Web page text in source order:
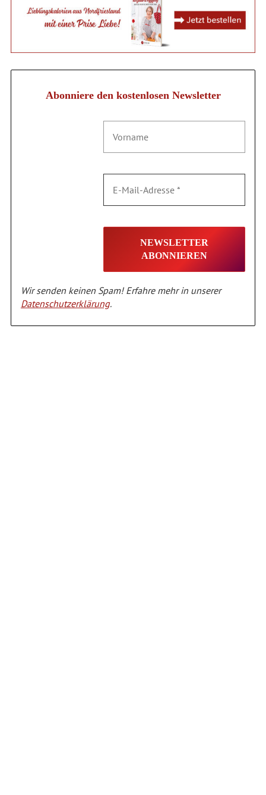
Abonniere den kostenlosen Newsletter
Wir senden keinen Spam! Erfahre mehr in unserer
Datenschutzerklärung.
Alternative: